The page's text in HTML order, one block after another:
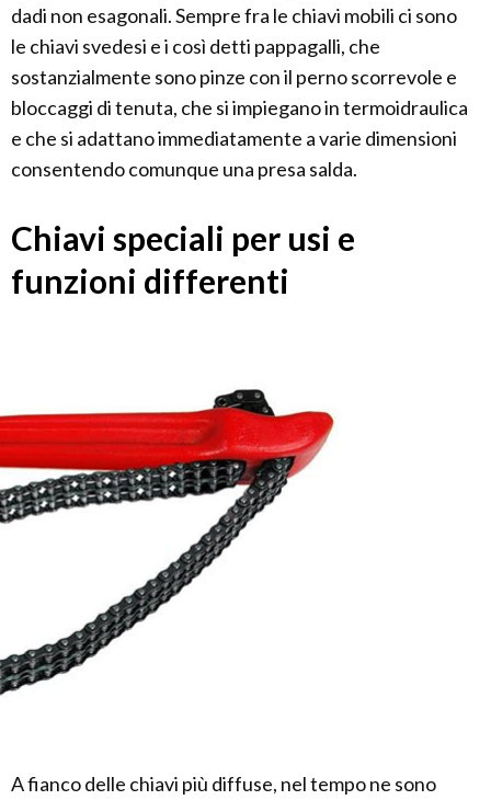
dadi non esagonali. Sempre fra le chiavi mobili ci sono
le chiavi svedesi e i così detti pappagalli, che
sostanzialmente sono pinze con il perno scorrevole e
bloccaggi di tenuta, che si impiegano in termoidraulica
e che si adattano immediatamente a varie dimensioni
consentendo comunque una presa salda.
Chiavi speciali per usi e
funzioni differenti
A fianco delle chiavi più diffuse, nel tempo ne sono